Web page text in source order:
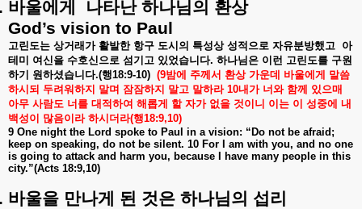
바울에게 나타난 하나님의 환상
God’s vision to Paul
고린도는 상거래가 활발한 항구 도시의 특성상 성적으로 자유분방했고 아
테미
여신을 수호신으로 섬기고 있었습니다. 하나님은 이런 고린도를 구원
하기
원하셨습니다.(행18:9-10) (9밤에 주께서 환상 가운데 바울에게 말씀
하시되 두려워하지 말며 잠잠하지 말고 말하라10내가 너와 함께 있으매
아무 사람도 너를 대적하여 해롭게 할 자가 없을 것이니 이는 이 성중에 내
백성이
많음이라 하시더라(행18:9,10)
9 One night the Lord spoke to Paul in a vision: “Do not be afraid;
keep on speaking, do not be silent. 10 For I am with you, and no one
is going to attack and harm you, because I have many people in this
city.”(Acts 18:9,10)
바울을 만나게 된 것은 하나님의 섭리